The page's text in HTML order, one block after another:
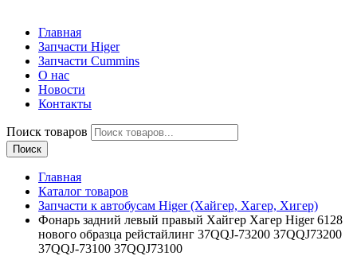
Главная
Запчасти Higer
Запчасти Cummins
О нас
Новости
Контакты
Поиск товаров
Поиск
Главная
Каталог товаров
Запчасти к автобусам Higer (Хайгер, Хагер, Хигер)
Фонарь задний левый правый Хайгер Хагер Higer 6128
нового образца рейстайлинг 37QQJ-73200 37QQJ73200
37QQJ-73100 37QQJ73100